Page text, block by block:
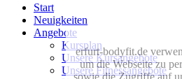
Start
Neuigkeiten
Angebote
Kursplan
Unsere Kursangebote
Unsere Fitnessangebote
erfurt-bodyfit.de
um die Webseite zu
sowie die Zugriffe auf